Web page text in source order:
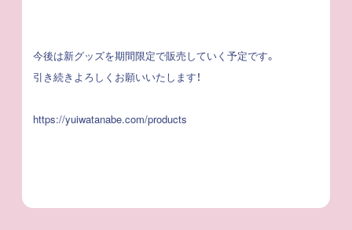
今後は新グッズを期間限定で販売していく予定です。
引き続きよろしくお願いいたします！
https://yuiwatanabe.com/products